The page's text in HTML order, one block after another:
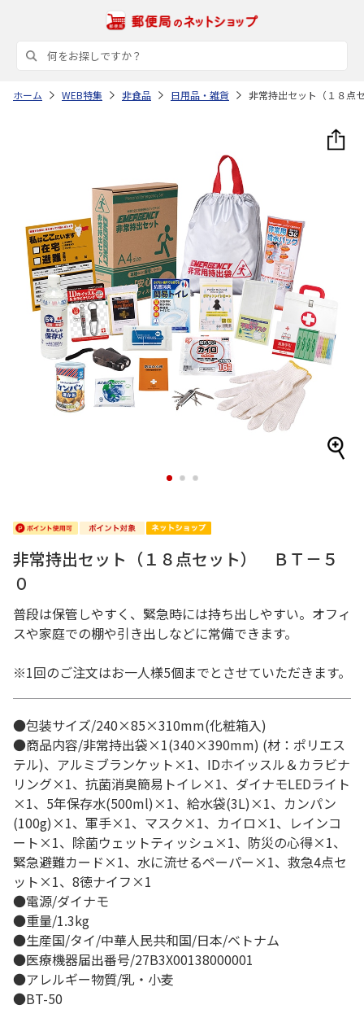
ホーム WEB特集 非食品 日用品・雑貨 非常持出セット（１８点
1 2 3
非常持出セット（１８点セット） ＢＴ－５
０
普段は保管しやすく、緊急時には持ち出しやすい。オフィ
スや家庭での棚や引き出しなどに常備できます。
※1回のご注文はお一人様5個までとさせていただきます。
●包装サイズ/240×85×310mm(化粧箱入)
●商品内容/非常持出袋×1(340×390mm) (材：ポリエス
テル)、アルミブランケット×1、IDホイッスル＆カラビナ
リング×1、抗菌消臭簡易トイレ×1、ダイナモLEDライト
×1、5年保存水(500ml)×1、給水袋(3L)×1、カンパン
(100g)×1、軍手×1、マスク×1、カイロ×1、レインコ
ート×1、除菌ウェットティッシュ×1、防災の心得×1、
緊急避難カード×1、水に流せるペーパー×1、救急4点セ
ット×1、8徳ナイフ×1
●電源/ダイナモ
●重量/1.3kg
●生産国/タイ/中華人民共和国/日本/ベトナム
●医療機器届出番号/27B3X00138000001
●アレルギー物質/乳・小麦
●BT-50